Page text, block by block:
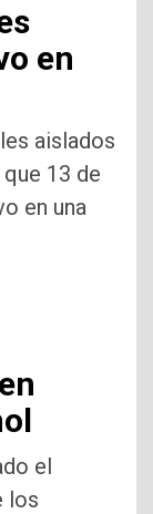
en
aislados
13 de
en una
el
los